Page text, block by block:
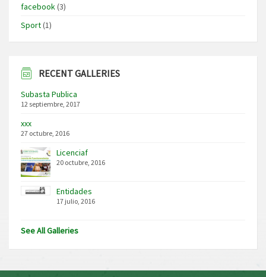
facebook(3)
Sport(1)
RECENT GALLERIES
Subasta Publica
12 septiembre, 2017
xxx
27 octubre, 2016
Licenciaf
20 octubre, 2016
Entidades
17 julio, 2016
See All Galleries